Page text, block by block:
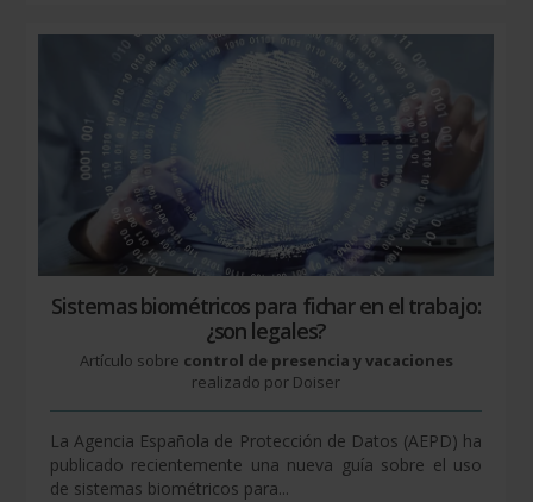
Sistemas biométricos para fichar en el trabajo:
¿son legales?
Artículo sobre control de presencia y vacaciones
realizado por Doiser
La Agencia Española de Protección de Datos (AEPD) ha
publicado recientemente una nueva guía sobre el uso
de sistemas biométricos para...